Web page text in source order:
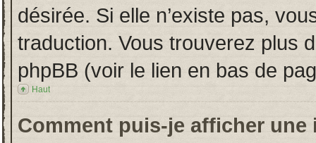
désirée. Si elle n’existe pas,
traduction. Vous trouverez plus
phpBB (voir le lien en bas de
Haut
Comment puis-je afficher une